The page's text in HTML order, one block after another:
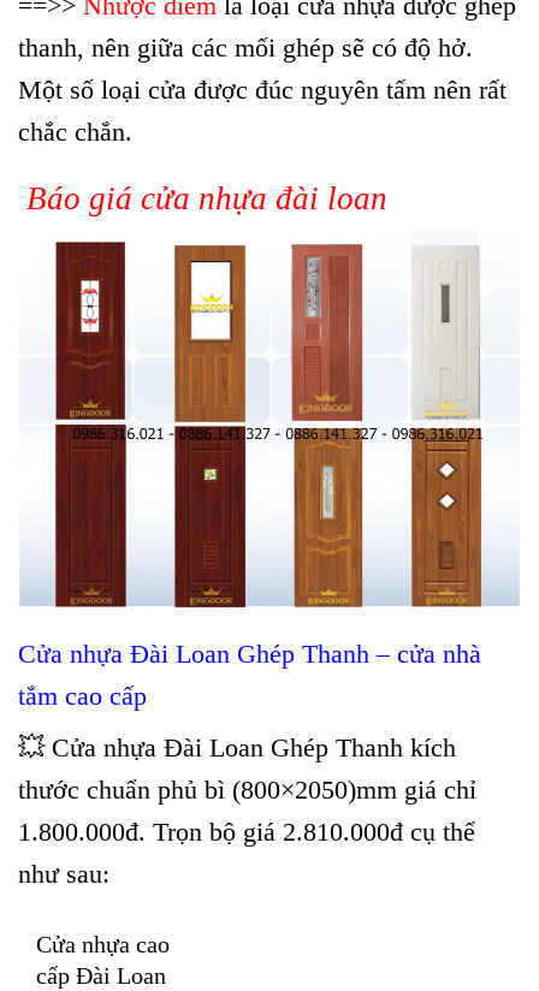
thanh, nên giữa các mối ghép sẽ có độ hở.
Một số loại cửa được đúc nguyên tấm nên rất
chắc chắn.
Báo giá cửa nhựa đài loan
Cửa nhựa Đài Loan Ghép Thanh – cửa nhà
tắm cao cấp
💥 Cửa nhựa Đài Loan Ghép Thanh kích
thước chuẩn phủ bì (800×2050)mm giá chỉ
1.800.000đ. Trọn bộ giá 2.810.000đ cụ thể
như sau:
Cửa nhựa cao
cấp Đài Loan